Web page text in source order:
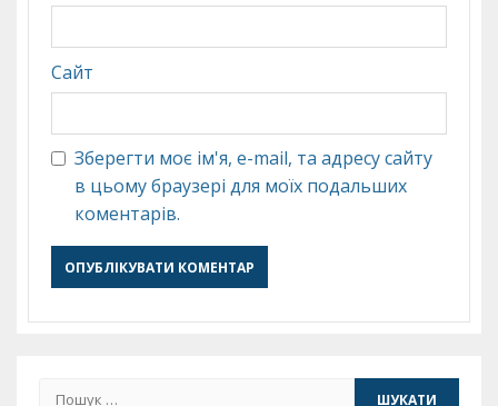
Сайт
Зберегти моє ім'я, e-mail, та адресу сайту
в цьому браузері для моїх подальших
коментарів.
Пошук: